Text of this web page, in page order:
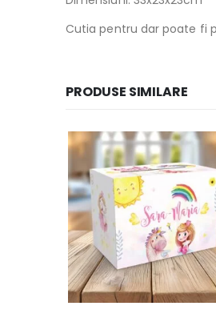
Cutia pentru dar poate fi
PRODUSE SIMILARE